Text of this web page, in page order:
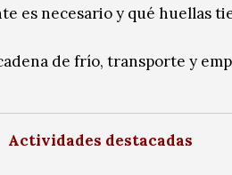
es necesario y qué huellas
de frío, transporte y
Actividades destacadas